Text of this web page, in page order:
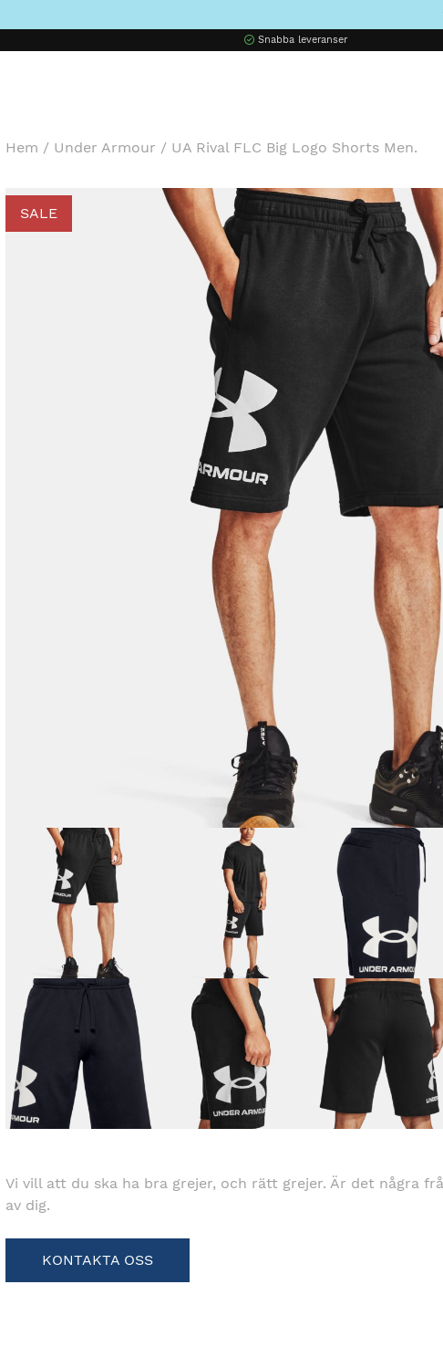
Snabba leveranser
Hem / Under Armour / UA Rival FLC Big Logo Shorts Men.
SALE
Vi vill att du ska ha bra grejer, och rätt grejer. Är det några
av dig.
KONTAKTA OSS